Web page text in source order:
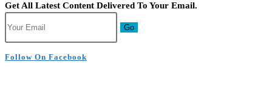
Get All Latest Content Delivered To Your Email.
Go
Follow On Facebook